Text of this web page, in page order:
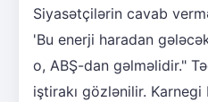
Siyasətçilərin cavab
'Bu enerji haradan
o, ABŞ-dan gəlməlidir."
iştirakı gözlənilir.